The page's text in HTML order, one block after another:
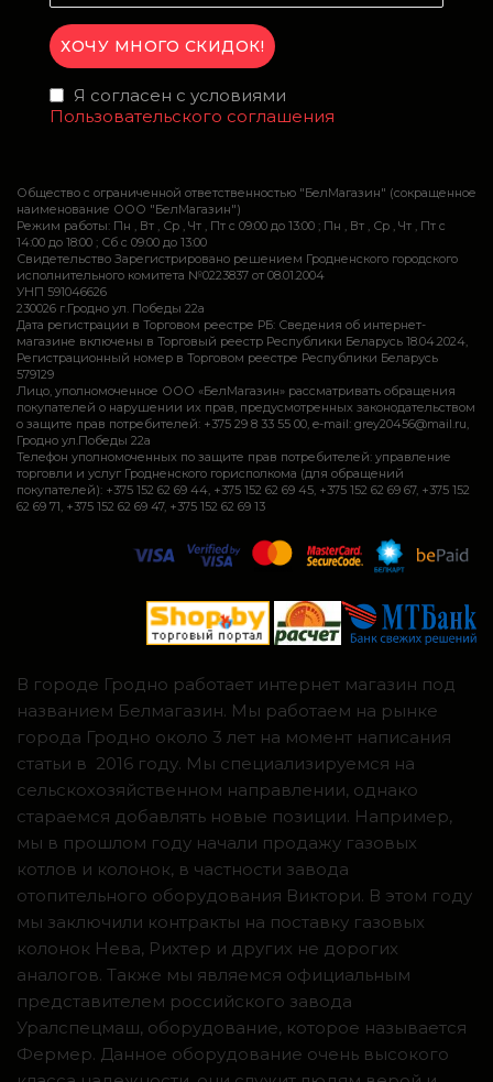
Я согласен с условиями
Пользовательского соглашения
Общество с ограниченной ответственностью "БелМагазин" (сокращенное
наименование ООО "БелМагазин")
Режим работы: Пн , Вт , Ср , Чт , Пт c 09:00 до 13:00 ; Пн , Вт , Ср , Чт , Пт c
14:00 до 18:00 ; Сб c 09:00 до 13:00
Свидетельство Зарегистрировано решением Гродненского городского
исполнительного комитета №0223837 от 08.01.2004
УНП 591046626
230026 г.Гродно ул. Победы 22а
Дата регистрации в Торговом реестре РБ: Сведения об интернет-
магазине включены в Торговый реестр Республики Беларусь 18.04.2024,
Регистрационный номер в Торговом реестре Республики Беларусь
579129
Лицо, уполномоченное ООО «БелМагазин» рассматривать обращения
покупателей о нарушении их прав, предусмотренных законодательством
о защите прав потребителей: +375 29 8 33 55 00, e-mail: grey20456@mail.ru,
Гродно ул.Победы 22а
Телефон уполномоченных по защите прав потребителей: управление
торговли и услуг Гродненского горисполкома (для обращений
покупателей): +375 152 62 69 44, +375 152 62 69 45, +375 152 62 69 67, +375 152
62 69 71, +375 152 62 69 47, +375 152 62 69 13
В городе Гродно работает интернет магазин под
названием Белмагазин. Мы работаем на рынке
города Гродно около 3 лет на момент написания
статьи в 2016 году. Мы специализируемся на
сельскохозяйственном направлении, однако
стараемся добавлять новые позиции. Например,
мы в прошлом году начали продажу газовых
котлов и колонок, в частности завода
отопительного оборудования Виктори. В этом году
мы заключили контракты на поставку газовых
колонок Нева, Рихтер и других не дорогих
аналогов. Также мы являемся официальным
представителем российского завода
Уралспецмаш, оборудование, которое называется
Фермер. Данное оборудование очень высокого